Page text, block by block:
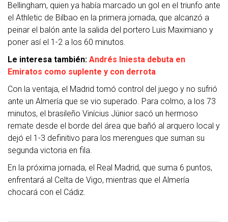
Bellingham, quien ya había marcado un gol en el triunfo ante
el Athletic de Bilbao en la primera jornada, que alcanzó a
peinar el balón ante la salida del portero Luis Maximiano y
poner así el 1-2 a los 60 minutos.
Le interesa también: Andrés Iniesta debuta en
Emiratos como suplente y con derrota
Con la ventaja, el Madrid tomó control del juego y no sufrió
ante un Almería que se vio superado. Para colmo, a los 73
minutos, el brasileño Vinícius Júnior sacó un hermoso
remate desde el borde del área que bañó al arquero local y
dejó el 1-3 definitivo para los merengues que suman su
segunda victoria en fila.
En la próxima jornada, el Real Madrid, que suma 6 puntos,
enfrentará al Celta de Vigo, mientras que el Almería
chocará con el Cádiz.